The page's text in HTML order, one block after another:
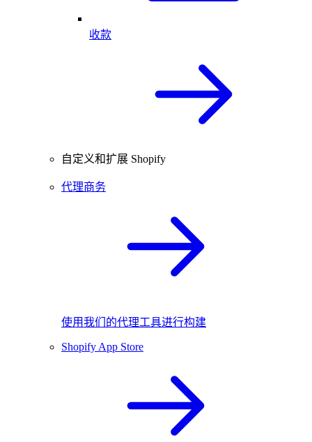
收款
自定义和扩展 Shopify
代理商务
使用我们的代理工具进行构建
Shopify App Store